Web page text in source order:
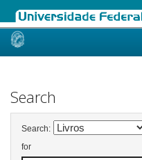
Skip
Search
Search:
for